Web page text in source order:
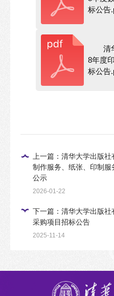
标公告
清
8年度
标公告
上一篇：清华大学出版
制作服务、纸张、印制服
公示
2026-01-22
下一篇：清华大学出版
采购项目招标公告
2025-11-14